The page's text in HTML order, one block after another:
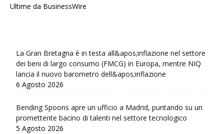
Ultime da BusinessWire
La Gran Bretagna è in testa all&apos;inflazione nel settore
dei beni di largo consumo (FMCG) in Europa, mentre NIQ
lancia il nuovo barometro dell&apos;inflazione
6 Agosto 2026
Bending Spoons apre un ufficio a Madrid, puntando su un
promettente bacino di talenti nel settore tecnologico
5 Agosto 2026